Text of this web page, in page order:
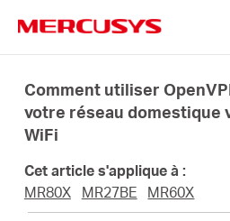
navigation
Produits
Support
Comment utiliser
votre réseau domestique
WiFi
Cet article s'applique à :
MR80X
MR27BE MR60X